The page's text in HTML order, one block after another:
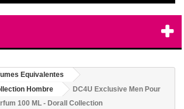
Equivalentes
Hombre
DC4U Exclusive Men Pour
100 ML - Dorall Collection